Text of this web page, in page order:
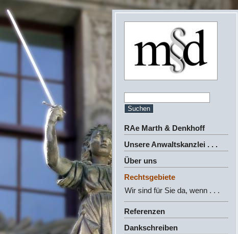
RAe Marth & Denkhoff
Unsere Anwaltskanzlei . . .
Über uns
Rechtsgebiete
Wir sind für Sie da, wenn . . .
Referenzen
Dankschreiben